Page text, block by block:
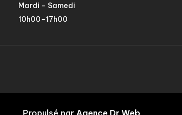
Mardi – Samedi
10h00–17h00